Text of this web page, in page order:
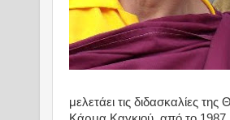
μελετάει τις διδασκαλίες